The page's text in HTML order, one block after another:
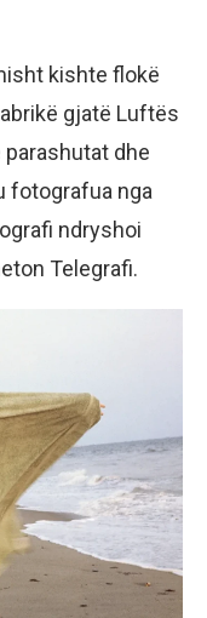
kishte flokë
gjatë Luftës
dhe
fotografua nga
ndryshoi
Telegrafi.